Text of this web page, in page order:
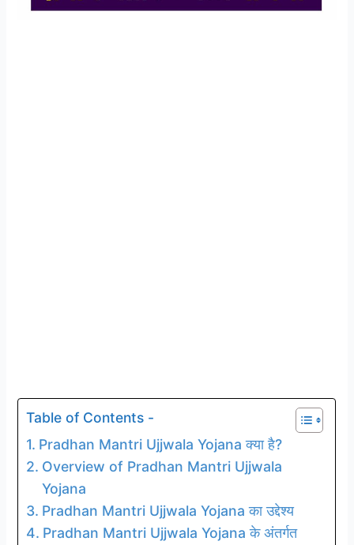
Table of Contents -
Pradhan Mantri Ujjwala Yojana क्या है?
Overview of Pradhan Mantri Ujjwala
Yojana
Pradhan Mantri Ujjwala Yojana का उद्देश्य
Pradhan Mantri Ujjwala Yojana के अंतर्गत